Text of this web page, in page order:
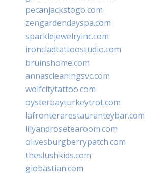
pecanjackstogo.com
zengardendayspa.com
sparklejewelryinc.com
ironcladtattoostudio.com
bruinshome.com
annascleaningsvc.com
wolfcitytattoo.com
oysterbayturkeytrot.com
lafronterarestauranteybar.com
lilyandrosetearoom.com
olivesburgberrypatch.com
theslushkids.com
giobastian.com